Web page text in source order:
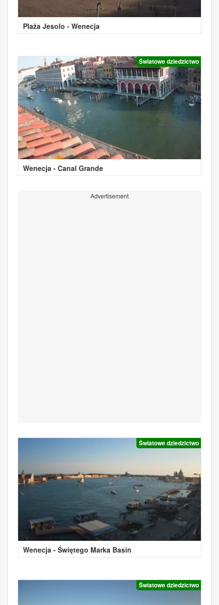
Plaża Jesolo - Wenecja
Światowe dziedzictwo
Wenecja - Canal Grande
Advertisement
Światowe dziedzictwo
Wenecja - Świętego Marka Basin
Światowe dziedzictwo